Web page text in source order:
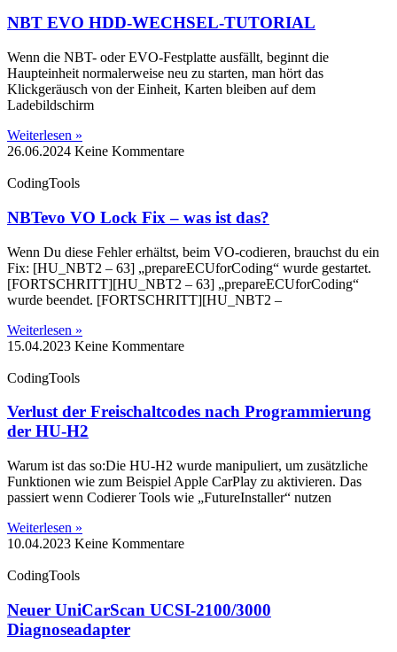
NBT EVO HDD-WECHSEL-TUTORIAL
Wenn die NBT- oder EVO-Festplatte ausfällt, beginnt die
Haupteinheit normalerweise neu zu starten, man hört das
Klickgeräusch von der Einheit, Karten bleiben auf dem
Ladebildschirm
Weiterlesen »
26.06.2024 Keine Kommentare
CodingTools
NBTevo VO Lock Fix – was ist das?
Wenn Du diese Fehler erhältst, beim VO-codieren, brauchst du ein
Fix: [HU_NBT2 – 63] „prepareECUforCoding“ wurde gestartet.
[FORTSCHRITT][HU_NBT2 – 63] „prepareECUforCoding“
wurde beendet. [FORTSCHRITT][HU_NBT2 –
Weiterlesen »
15.04.2023 Keine Kommentare
CodingTools
Verlust der Freischaltcodes nach Programmierung
der HU-H2
Warum ist das so:Die HU-H2 wurde manipuliert, um zusätzliche
Funktionen wie zum Beispiel Apple CarPlay zu aktivieren. Das
passiert wenn Codierer Tools wie „FutureInstaller“ nutzen
Weiterlesen »
10.04.2023 Keine Kommentare
CodingTools
Neuer UniCarScan UCSI-2100/3000
Diagnoseadapter